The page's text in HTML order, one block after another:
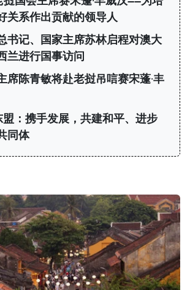
关系作出贡献的领导人
书记、国家主席苏林启程对澳大
兰进行国事访问
席陈青敏将赴老挝吊唁赛宋蓬·丰
盟：携手发展，共建和平、进步
同体